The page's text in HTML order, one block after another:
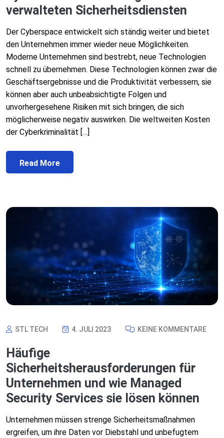
verwalteten Sicherheitsdiensten
Der Cyberspace entwickelt sich ständig weiter und bietet
den Unternehmen immer wieder neue Möglichkeiten.
Moderne Unternehmen sind bestrebt, neue Technologien
schnell zu übernehmen. Diese Technologien können zwar die
Geschäftsergebnisse und die Produktivität verbessern, sie
können aber auch unbeabsichtigte Folgen und
unvorhergesehene Risiken mit sich bringen, die sich
möglicherweise negativ auswirken. Die weltweiten Kosten
der Cyberkriminalität […]
Read More
STL TECH 4. JULI 2023 KEINE KOMMENTARE
Häufige
Sicherheitsherausforderungen für
Unternehmen und wie Managed
Security Services sie lösen können
Unternehmen müssen strenge Sicherheitsmaßnahmen
ergreifen, um ihre Daten vor Diebstahl und unbefugtem